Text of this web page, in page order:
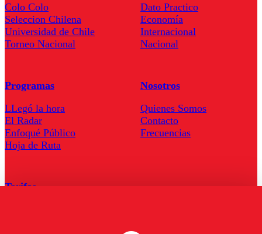
Colo Colo
Seleccion Chilena
Universidad de Chile
Torneo Nacional
Dato Practico
Economía
Internacional
Nacional
Programas
LLegó la hora
El Radar
Enfoqué Público
Hoja de Ruta
Nosotros
Quienes Somos
Contacto
Frecuencias
Tarifas